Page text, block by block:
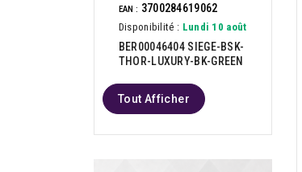
EAN : 3700284619062
Disponibilité : Lundi 10 août
BER00046404 SIEGE-BSK-
THOR-LUXURY-BK-GREEN
Tout Afficher